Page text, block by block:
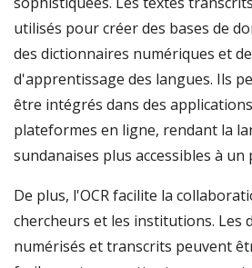
utilisés pour créer des bases de
des dictionnaires numériques et
d'apprentissage des langues. Ils
être intégrés dans des
plateformes en ligne, rendant la
sundanaises plus accessibles à un
De plus, l'OCR facilite la
chercheurs et les institutions. Les
numérisés et transcrits peuvent